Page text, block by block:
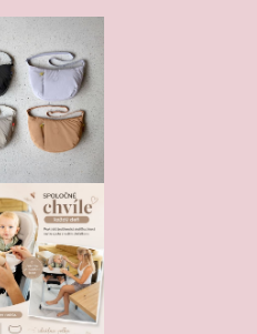
spodmienkami ochrany